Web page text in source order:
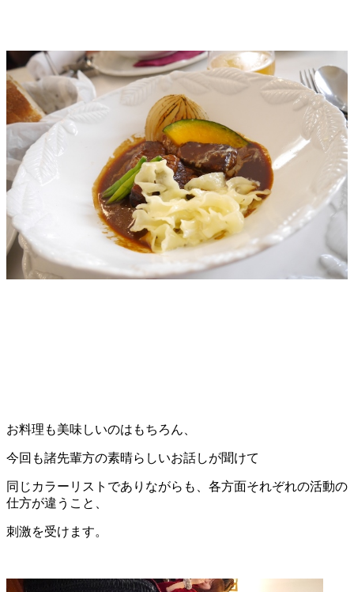
お料理も美味しいのはもちろん、
今回も諸先輩方の素晴らしいお話しが聞けて
同じカラーリストでありながらも、各方面それぞれの活動の
仕方が違うこと、
刺激を受けます。